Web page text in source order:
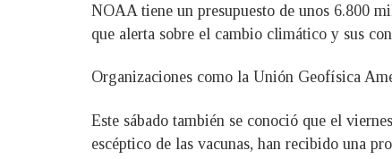
NOAA tiene un presupuesto de unos 6.800
que alerta sobre el cambio climático y sus
Organizaciones como la Unión Geofísica
Este sábado también se conoció que el
escéptico de las vacunas, han recibido una